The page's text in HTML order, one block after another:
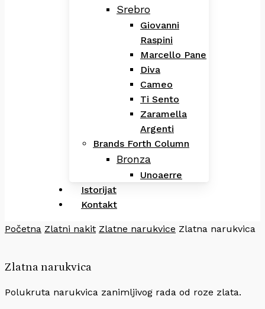
Srebro
Giovanni
Raspini
Marcello Pane
Diva
Cameo
Ti Sento
Zaramella
Argenti
Brands Forth Column
Bronza
Unoaerre
Istorijat
Kontakt
Početna Zlatni nakit Zlatne narukvice Zlatna narukvica
Zlatna narukvica
Polukruta narukvica zanimljivog rada od roze zlata.